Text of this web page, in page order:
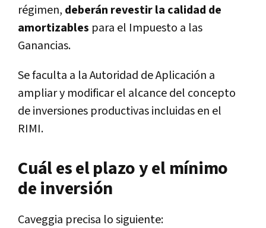
régimen, deberán revestir la calidad de
amortizables para el Impuesto a las
Ganancias.
Se faculta a la Autoridad de Aplicación a
ampliar y modificar el alcance del concepto
de inversiones productivas incluidas en el
RIMI.
Cuál es el plazo y el mínimo
de inversión
Caveggia precisa lo siguiente: